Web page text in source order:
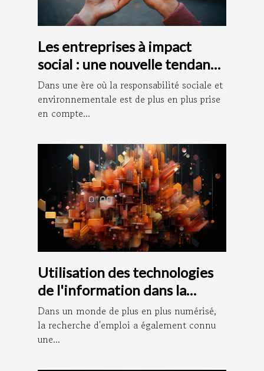
Les entreprises à impact
social : une nouvelle tendance
dans le monde des affaires
Dans une ère où la responsabilité sociale et
environnementale est de plus en plus prise
en compte...
Utilisation des technologies
de l'information dans la
recherche d'emploi : le rôle
de Pôle Documentation
Dans un monde de plus en plus numérisé,
la recherche d'emploi a également connu
une...